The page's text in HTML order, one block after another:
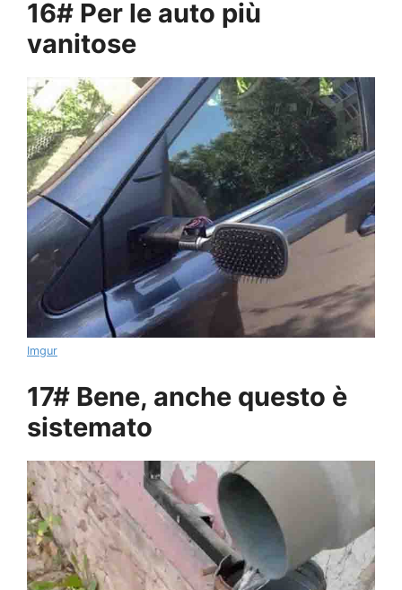
16# Per le auto più
vanitose
Imgur
17# Bene, anche questo è
sistemato